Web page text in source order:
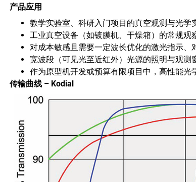
产品应用
教学实验室、科研入门项目的真空观测与光学
工业真空设备（如镀膜机、干燥箱）的常规观
对成本敏感且需要一定波长优化的激光指示、
宽波段（可见光至近红外）光源的照明与观测
作为原型机开发或预算有限项目中，高性能光
传输曲线 – Kodial